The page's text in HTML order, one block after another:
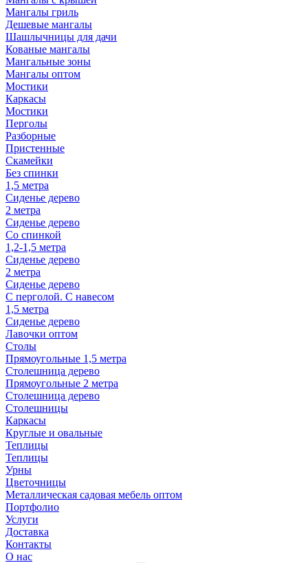
Мангалы гриль
Дешевые мангалы
Шашлычницы для дачи
Кованые мангалы
Мангальные зоны
Мангалы оптом
Мостики
Каркасы
Мостики
Перголы
Разборные
Пристенные
Скамейки
Без спинки
1,5 метра
Сиденье дерево
2 метра
Сиденье дерево
Со спинкой
1,2-1,5 метра
Сиденье дерево
2 метра
Сиденье дерево
С перголой. С навесом
1,5 метра
Сиденье дерево
Лавочки оптом
Столы
Прямоугольные 1,5 метра
Столешница дерево
Прямоугольные 2 метра
Столешница дерево
Столешницы
Каркасы
Круглые и овальные
Теплицы
Теплицы
Урны
Цветочницы
Металлическая садовая мебель оптом
Портфолио
Услуги
Доставка
Контакты
О нас